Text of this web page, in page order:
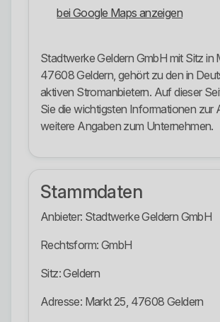
bei Google Maps anzeigen
Stadtwerke Geldern GmbH mit Sitz in
47608 Geldern, gehört zu den in
aktiven Stromanbietern. Auf dieser
Sie die wichtigsten Informationen zur
weitere Angaben zum Unternehmen.
Stammdaten
Anbieter: Stadtwerke Geldern GmbH
Rechtsform: GmbH
Sitz: Geldern
Adresse: Markt 25, 47608 Geldern